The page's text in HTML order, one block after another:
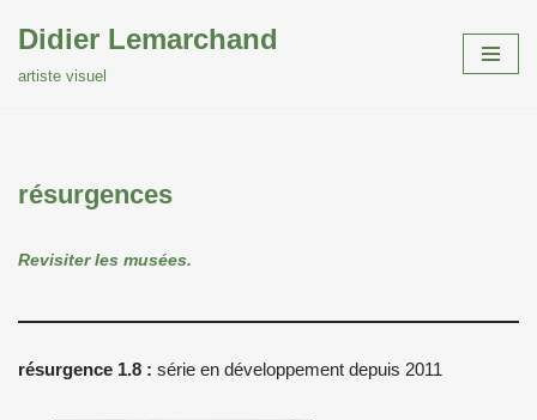
Didier Lemarchand
artiste visuel
résurgences
Revisiter les musées.
résurgence 1.8 : série en développement depuis 2011